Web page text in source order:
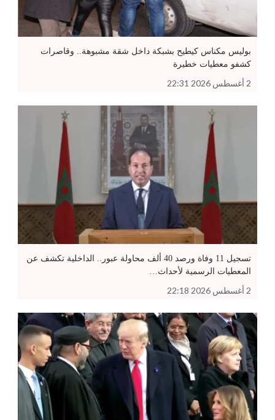
بوليس مكناس كيطيح بشبكة داخل شقة مشبوهة.. وقاصرات
كشفو معطيات خطيرة
2 أغسطس 2026 22:31
تسجيل 11 وفاة ورصد 40 ألف محاولة عبور.. الداخلية تكشف عن
المعطيات الرسمية لأحداث…
2 أغسطس 2026 22:18